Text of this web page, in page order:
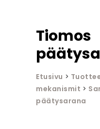
Tiomos
Etusivu >
mekanismit >
päätysarana